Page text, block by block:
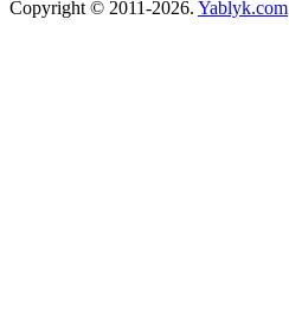
Copyright © 2011-2026. Yablyk.сom